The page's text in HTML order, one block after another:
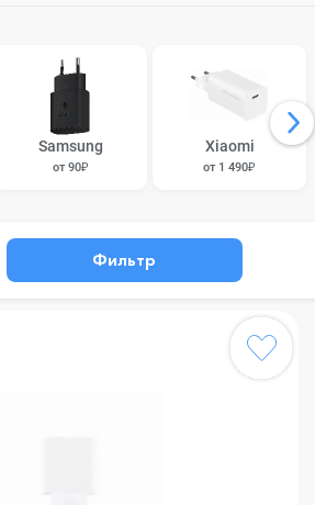
Samsung
от 90₽
Xiaomi
от 1 490₽
Фильтр